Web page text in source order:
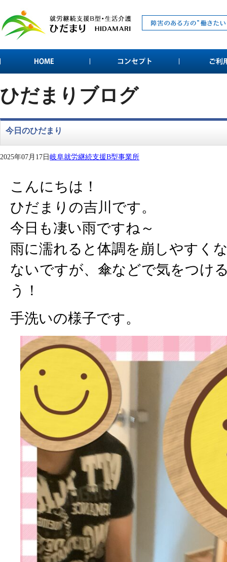
ひだまりブログ
今日のひだまり
2025年07月17日岐阜就労継続支援B型事業所
こんにちは！
ひだまりの吉川です。
今日も凄い雨ですね～
雨に濡れると体調を崩しやすく
ないですが、傘などで気をつけ
う！
手洗いの様子です。